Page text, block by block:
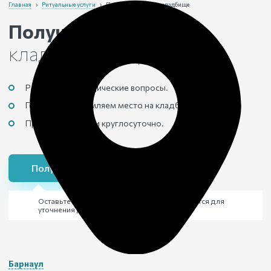
Барнаул
Главная › Ритуальные услуги › Получение места на кладбище
Получение места
кладбище
Решаем все юридические вопросы.
Готовим и оформляем место на кладбище.
Принимаем заявки круглосуточно.
Получить место на кладбище
Оставьте заявку и через 15 минут с вами свяжутся для
уточнения деталей похорон